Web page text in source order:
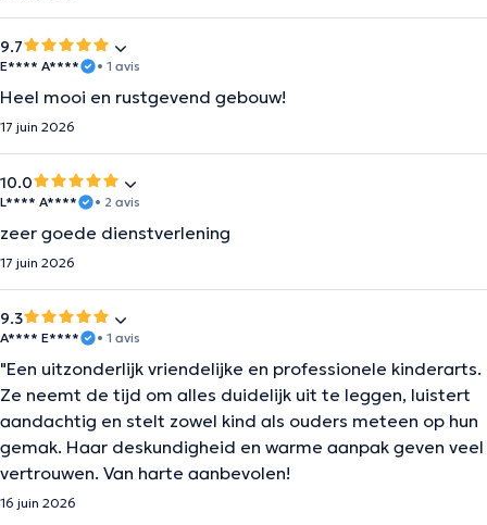
9.7
E**** A**** • 1 avis
Heel mooi en rustgevend gebouw!
17 juin 2026
10.0
L**** A**** • 2 avis
zeer goede dienstverlening
17 juin 2026
9.3
A**** E**** • 1 avis
"Een uitzonderlijk vriendelijke en professionele kinderarts.
Ze neemt de tijd om alles duidelijk uit te leggen, luistert
aandachtig en stelt zowel kind als ouders meteen op hun
gemak. Haar deskundigheid en warme aanpak geven veel
vertrouwen. Van harte aanbevolen!
16 juin 2026